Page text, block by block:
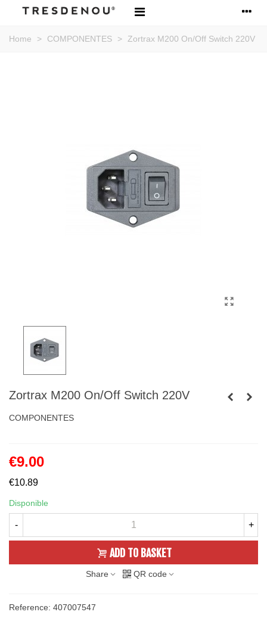
Home > COMPONENTES > Zortrax M200 On/Off Switch 220V
Zortrax M200 On/Off Switch 220V
COMPONENTES
€9.00
€10.89
Disponible
- +
ADD TO BASKET
Share QR code
Reference: 407007547